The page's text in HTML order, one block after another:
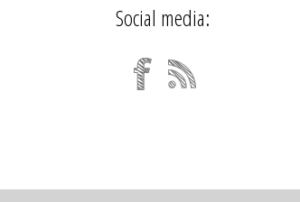
Social media: